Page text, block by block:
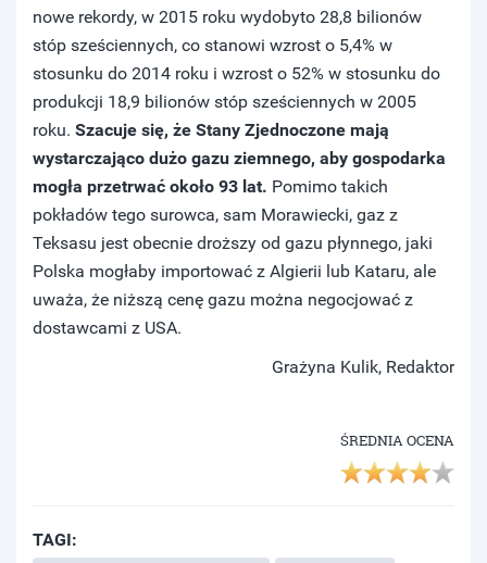
nowe rekordy, w 2015 roku wydobyto 28,8 bilionów
stóp sześciennych, co stanowi wzrost o 5,4% w
stosunku do 2014 roku i wzrost o 52% w stosunku do
produkcji 18,9 bilionów stóp sześciennych w 2005
roku. Szacuje się, że Stany Zjednoczone mają
wystarczająco dużo gazu ziemnego, aby gospodarka
mogła przetrwać około 93 lat. Pomimo takich
pokładów tego surowca, sam Morawiecki, gaz z
Teksasu jest obecnie droższy od gazu płynnego, jaki
Polska mogłaby importować z Algierii lub Kataru, ale
uważa, że niższą cenę gazu można negocjować z
dostawcami z USA.
Grażyna Kulik, Redaktor
ŚREDNIA OCENA
TAGI: